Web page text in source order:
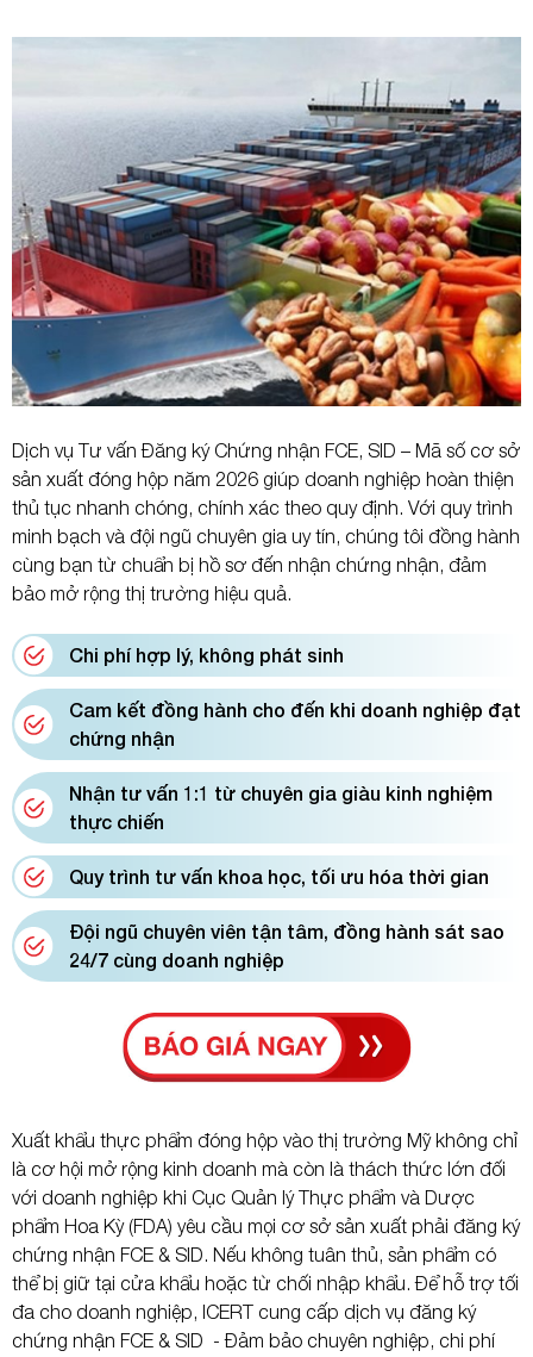
Dịch vụ Tư vấn Đăng ký Chứng nhận FCE, SID – Mã số cơ sở
sản xuất đóng hộp năm 2026 giúp doanh nghiệp hoàn thiện
thủ tục nhanh chóng, chính xác theo quy định. Với quy trình
minh bạch và đội ngũ chuyên gia uy tín, chúng tôi đồng hành
cùng bạn từ chuẩn bị hồ sơ đến nhận chứng nhận, đảm
bảo mở rộng thị trường hiệu quả.
Chi phí hợp lý, không phát sinh
Cam kết đồng hành cho đến khi doanh nghiệp đạt
chứng nhận
Nhận tư vấn 1:1 từ chuyên gia giàu kinh nghiệm
thực chiến
Quy trình tư vấn khoa học, tối ưu hóa thời gian
Đội ngũ chuyên viên tận tâm, đồng hành sát sao
24/7 cùng doanh nghiệp
Xuất khẩu thực phẩm đóng hộp vào thị trường Mỹ không chỉ
là cơ hội mở rộng kinh doanh mà còn là thách thức lớn đối
với doanh nghiệp khi Cục Quản lý Thực phẩm và Dược
phẩm Hoa Kỳ (FDA) yêu cầu mọi cơ sở sản xuất phải đăng ký
chứng nhận FCE & SID. Nếu không tuân thủ, sản phẩm có
thể bị giữ tại cửa khẩu hoặc từ chối nhập khẩu. Để hỗ trợ tối
đa cho doanh nghiệp, ICERT cung cấp dịch vụ đăng ký
chứng nhận FCE & SID - Đảm bảo chuyên nghiệp, chi phí